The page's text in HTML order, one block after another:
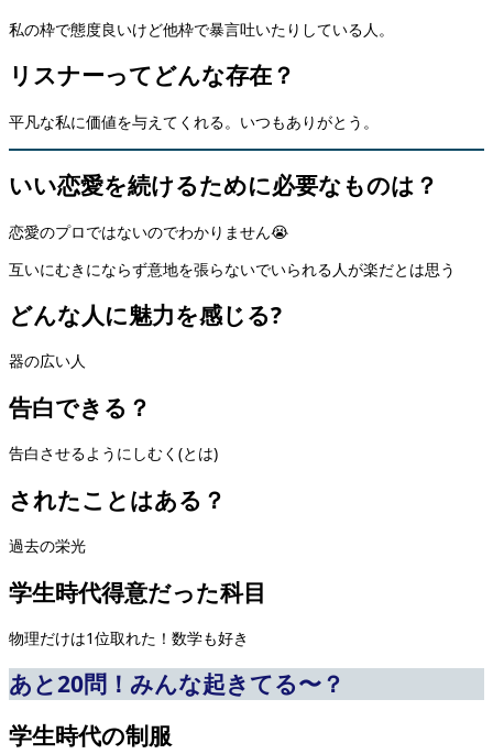
私の枠で態度良いけど他枠で暴言吐いたりしている人。
リスナーってどんな存在？
平凡な私に価値を与えてくれる。いつもありがとう。
いい恋愛を続けるために必要なものは？
恋愛のプロではないのでわかりません😭
互いにむきにならず意地を張らないでいられる人が楽だとは思う
どんな人に魅力を感じる?
器の広い人
告白できる？
告白させるようにしむく(とは)
されたことはある？
過去の栄光
学生時代得意だった科目
物理だけは1位取れた！数学も好き
あと20問！みんな起きてる〜？
学生時代の制服